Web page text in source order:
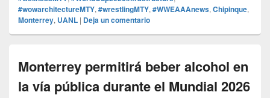
#wowarchitectureMTY, #wrestlingMTY, #WWEAAAnews, Chipinque,
Monterrey, UANL | Deja un comentario
Monterrey permitirá beber alcohol en
la vía pública durante el Mundial 2026